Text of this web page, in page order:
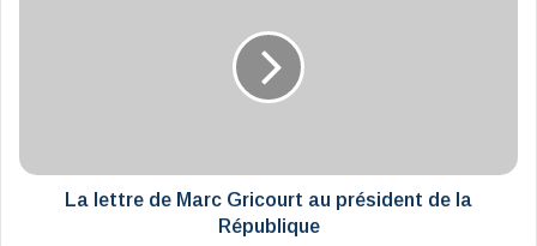
la
RépubliqueLa lettre de Marc Gricourt au président de la
République